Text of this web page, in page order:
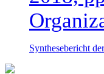
Synthesebericht